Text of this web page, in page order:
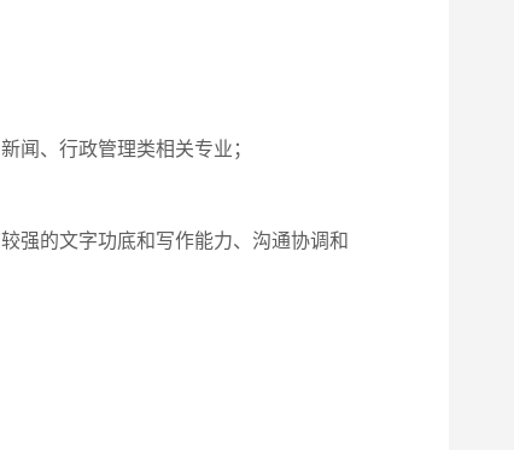
闻、行政管理类相关专业；
强的文字功底和写作能力、沟通协调和